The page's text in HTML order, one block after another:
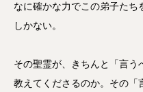
なに確かな力でこの弟子た
しかない。
その聖霊が、きちんと「言う
教えてくださるのか。その「